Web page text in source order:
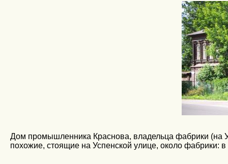
Дом промышленника Краснова, владельца фабрики (на
похожие, стоящие на Успенской улице, около фабрики: